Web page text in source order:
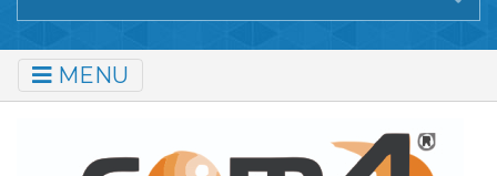
MENU